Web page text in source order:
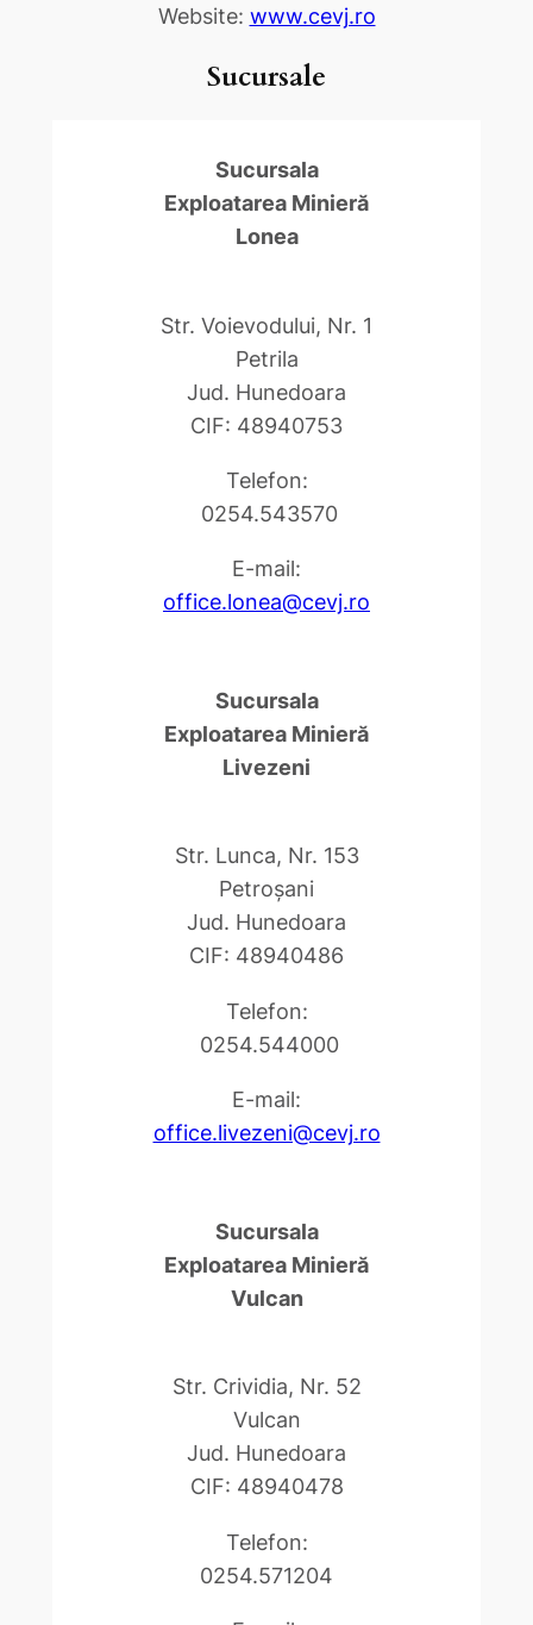
Website: www.cevj.ro
Sucursale
Sucursala
Exploatarea Minieră
Lonea
Str. Voievodului, Nr. 1
Petrila
Jud. Hunedoara
CIF: 48940753
Telefon:
0254.543570
E-mail:
office.lonea@cevj.ro
Sucursala
Exploatarea Minieră
Livezeni
Str. Lunca, Nr. 153
Petroşani
Jud. Hunedoara
CIF: 48940486
Telefon:
0254.544000
E-mail:
office.livezeni@cevj.ro
Sucursala
Exploatarea Minieră
Vulcan
Str. Crividia, Nr. 52
Vulcan
Jud. Hunedoara
CIF: 48940478
Telefon:
0254.571204